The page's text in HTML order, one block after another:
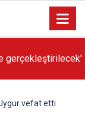
gerçekleştirilecek'
vefat etti